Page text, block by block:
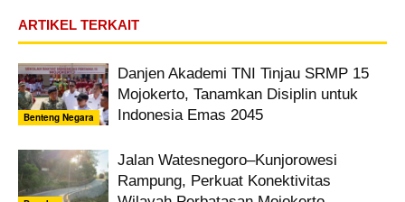
ARTIKEL TERKAIT
Benteng Negara
Danjen Akademi TNI Tinjau SRMP 15
Mojokerto, Tanamkan Disiplin untuk
Indonesia Emas 2045
Jalan Watesnegoro–Kunjorowesi
Rampung, Perkuat Konektivitas